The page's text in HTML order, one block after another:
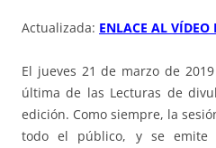
Actualizada: ENLACE AL VÍDEO
El jueves 21 de marzo de
última de las Lecturas de
edición. Como siempre, la
todo el público, y se emite